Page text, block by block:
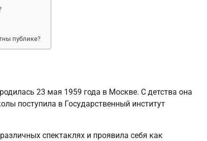
публике?
23 мая 1959 года в Москве. С детства она
поступила в Государственный институт
спектаклях и проявила себя как